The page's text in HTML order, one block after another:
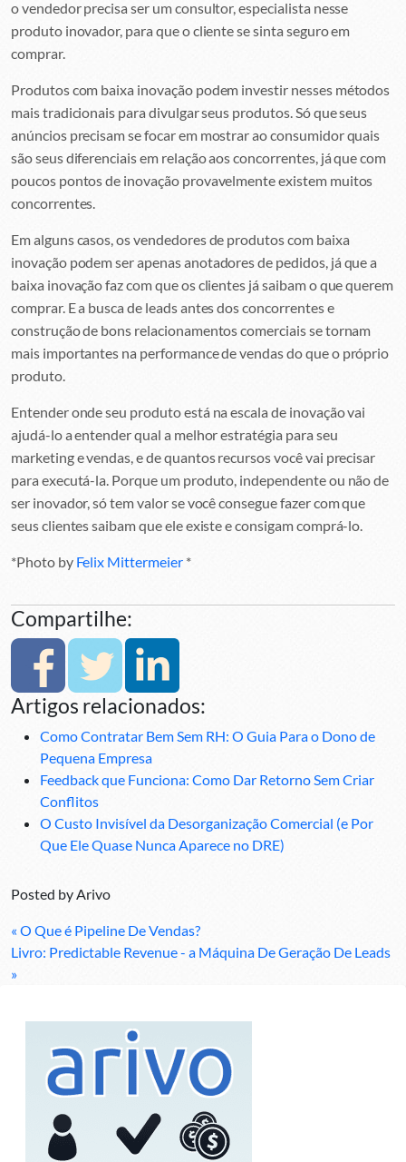
o vendedor precisa ser um consultor, especialista nesse
produto inovador, para que o cliente se sinta seguro em
comprar.
Produtos com baixa inovação podem investir nesses métodos
mais tradicionais para divulgar seus produtos. Só que seus
anúncios precisam se focar em mostrar ao consumidor quais
são seus diferenciais em relação aos concorrentes, já que com
poucos pontos de inovação provavelmente existem muitos
concorrentes.
Em alguns casos, os vendedores de produtos com baixa
inovação podem ser apenas anotadores de pedidos, já que a
baixa inovação faz com que os clientes já saibam o que querem
comprar. E a busca de leads antes dos concorrentes e
construção de bons relacionamentos comerciais se tornam
mais importantes na performance de vendas do que o próprio
produto.
Entender onde seu produto está na escala de inovação vai
ajudá-lo a entender qual a melhor estratégia para seu
marketing e vendas, e de quantos recursos você vai precisar
para executá-la. Porque um produto, independente ou não de
ser inovador, só tem valor se você consegue fazer com que
seus clientes saibam que ele existe e consigam comprá-lo.
*Photo by Felix Mittermeier*
Compartilhe:
Artigos relacionados:
Como Contratar Bem Sem RH: O Guia Para o Dono de
Pequena Empresa
Feedback que Funciona: Como Dar Retorno Sem Criar
Conflitos
O Custo Invisível da Desorganização Comercial (e Por
Que Ele Quase Nunca Aparece no DRE)
Posted byArivo
« O Que é Pipeline De Vendas?
Livro: Predictable Revenue - a Máquina De Geração De Leads
»